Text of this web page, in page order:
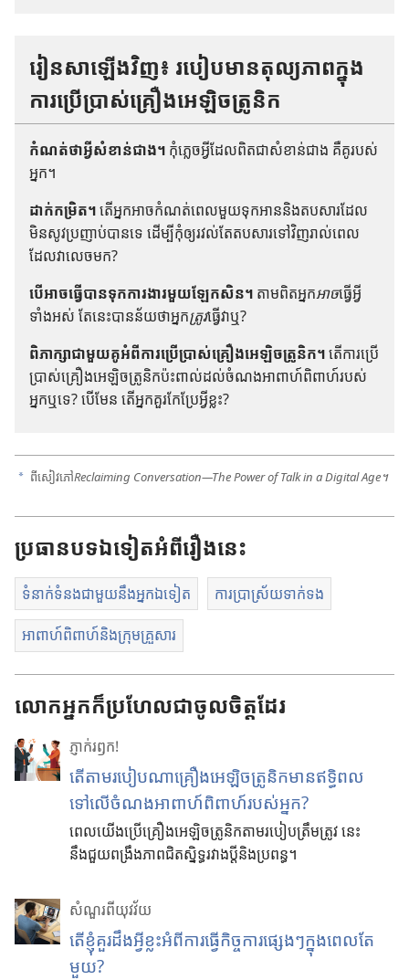
រៀន​សា​ឡើង​វិញ​៖ របៀប​មាន​តុល្យភាព​ក្នុង​
ការ​ប្រើ​ប្រាស់​គ្រឿង​អេឡិចត្រូនិក
កំណត់​ថា​អ្វី​សំខាន់​ជាង។ កុំ​ភ្លេច​អ្វី​ដែល​ពិត​ជា​សំខាន់​ជាង គឺ​គូ​របស់​
អ្នក។
ដាក់​កម្រិត។តើ​អ្នក​អាច​កំណត់​ពេល​មួយ​ទុក​អាន​និង​តប​សារ​ដែល​
មិន​សូវ​ប្រញាប់​បាន​ទេ ដើម្បី​កុំ​ឲ្យ​រវល់​តែ​តប​សារ​ទៅ​វិញ​រាល់​ពេល​
ដែល​វា​លេច​មក?
បើ​អាច​ធ្វើ​បាន​ទុក​ការ​ងារ​មួយ​ឡែក​សិន។ តាម​ពិត​អ្នក​អាច​ធ្វើ​អ្វី​
ទាំង​អស់ តែ​នេះ​បាន​ន័យ​ថា​អ្នក​ត្រូវ​ធ្វើ​វា​ឬ?
ពិភាក្សា​ជា​មួយ​គូ​អំពី​ការ​ប្រើ​ប្រាស់​គ្រឿង​អេឡិចត្រូនិក។តើ​ការ​ប្រើ​
ប្រាស់​គ្រឿង​អេឡិចត្រូនិក​ប៉ះ​ពាល់​ដល់​ចំណង​អាពាហ៍ពិពាហ៍​របស់​
អ្នក​ឬ​ទេ? បើ​មែន តើ​អ្នក​គួរ​កែ​ប្រែ​អ្វី​ខ្លះ?
a ពី​សៀវភៅ​Reclaiming Conversation—The Power of Talk in a Digital Age។
ប្រធានបទឯទៀតអំពីរឿងនេះ
ទំនាក់ទំនងជាមួយនឹងអ្នកឯទៀត ការប្រាស្រ័យទាក់ទង
អាពាហ៍ពិពាហ៍និងក្រុមគ្រួសារ
លោកអ្នកក៏ប្រហែលជាចូលចិត្តដែរ
ភ្ញាក់រឭក!
តើតាមរបៀបណាគ្រឿងអេឡិចត្រូនិកមានឥទ្ធិពល
ទៅលើចំណងអាពាហ៍ពិពាហ៍របស់អ្នក?
ពេលយើងប្រើគ្រឿងអេឡិចត្រូនិកតាមរបៀបត្រឹមត្រូវ នេះ
នឹងជួយពង្រឹងភាពជិតស្និទ្ធរវាងប្ដីនិងប្រពន្ធ។
សំណួរពីយុវវ័យ
តើ​ខ្ញុំ​គួរ​ដឹង​អ្វី​ខ្លះ​អំពី​ការ​ធ្វើ​កិច្ច​ការ​ផ្សេង​ៗ​ក្នុង​ពេល​តែ​
មួយ?